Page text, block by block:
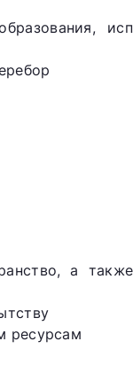
а
ресурсам